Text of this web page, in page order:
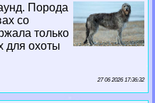
Порода
со
только
для охоты
27 06 2026 17:36:32